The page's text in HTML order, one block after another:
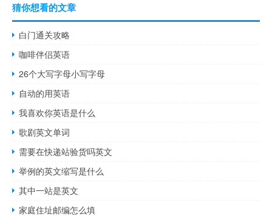
猜你想看的文章
白门通关攻略
咖啡伴侣英语
26个大写字母小写字母
自动的用英语
我喜欢你英语是什么
歌剧英文单词
需要在快递站验货吗英文
举例的英文缩写是什么
其中一站是英文
家庭住址邮编怎么填